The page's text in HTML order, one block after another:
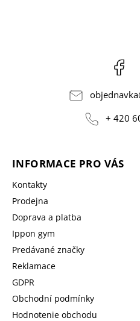
objednavka
+ 420
INFORMACE PRO VÁS
Kontakty
Prodejna
Doprava a platba
Ippon gym
Predávané značky
Reklamace
GDPR
Obchodní podmínky
Hodnotenie obchodu